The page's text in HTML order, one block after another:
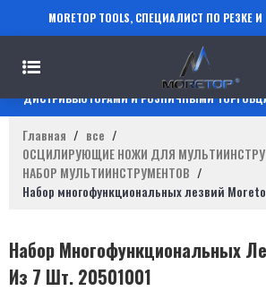
MORETOP TOOLS, СПЕЦИАЛИСТ ПО РЕЗКЕ И
СВЕРЛЕНИЮ, СОТРУДНИЧАЕТ С ПРОДАВЦАМИ
AMAZON, РЕГИОНАЛЬНЫМИ ОПТОВИКАМИ,
ДИСТРИБЬЮТОРАМИ И РОЗНИЧНЫМИ
Главная / все /
ОСЦИЛИРУЮЩИЕ НОЖИ ДЛЯ
НАБОР МУЛЬТИИНСТРУМЕНТОВ /
Набор многофункциональных лезвий
Набор Многофункциональных
Из 7 Шт. 20501001